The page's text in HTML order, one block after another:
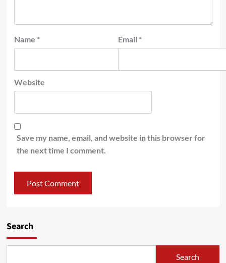
Name * Email *
Website
Save my name, email, and website in this browser for
the next time I comment.
Search
Search